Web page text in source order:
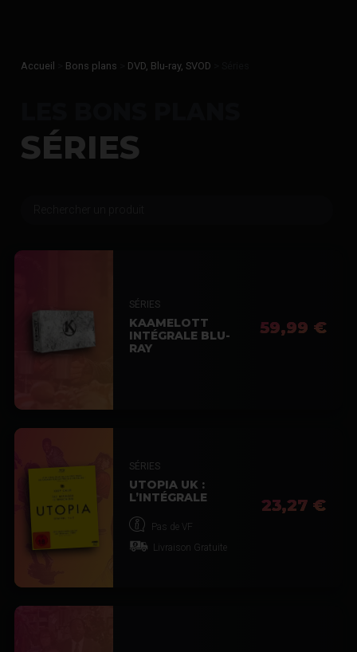
Accueil Bons plans DVD, Blu-ray, SVOD
SÉRIES
SÉRIES
KAAMELOTT
INTÉGRALE BLU-
RAY
59,99 €
SÉRIES
UTOPIA UK :
L’INTÉGRALE
Pas de VF
Livraison Gratuite
23,27 €